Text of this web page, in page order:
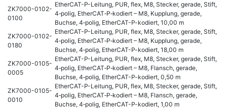
ZK7000-0102-
0100
EtherCAT-P-Leitung, PUR, flex, M8, Stecker, gerade, Stift,
4‑polig, EtherCAT‑P‑kodiert – M8, Kupplung, gerade,
Buchse, 4‑polig, EtherCAT-P-kodiert, 10,00 m
ZK7000-0102-
0180
EtherCAT-P-Leitung, PUR, flex, M8, Stecker, gerade, Stift,
4‑polig, EtherCAT‑P‑kodiert – M8, Kupplung, gerade,
Buchse, 4‑polig, EtherCAT-P-kodiert, 18,00 m
ZK7000-0105-
0005
EtherCAT-P-Leitung, PUR, flex, M8, Stecker, gerade, Stift,
4‑polig, EtherCAT‑P‑kodiert – M8, Flansch, gerade,
Buchse, 4‑polig, EtherCAT-P-kodiert, 0,50 m
ZK7000-0105-
0010
EtherCAT-P-Leitung, PUR, flex, M8, Stecker, gerade, Stift,
4‑polig, EtherCAT‑P‑kodiert – M8, Flansch, gerade,
Buchse, 4‑polig, EtherCAT-P-kodiert, 1,00 m